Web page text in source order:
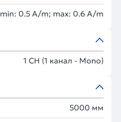
min: 0.5 A/m; max: 0.6 A/m
1 CH (1 канал - Mono)
5000 мм